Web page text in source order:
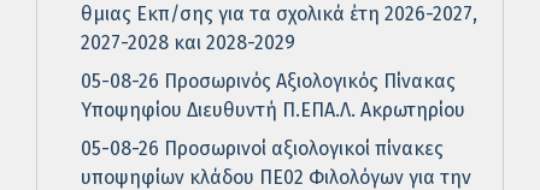
θμιας Εκπ/σης για τα σχολικά έτη 2026-2027,
2027-2028 και 2028-2029
05-08-26 Προσωρινός Αξιολογικός Πίνακας
Υποψηφίου Διευθυντή Π.ΕΠΑ.Λ. Ακρωτηρίου
05-08-26 Προσωρινοί αξιολογικοί πίνακες
υποψηφίων κλάδου ΠΕ02 Φιλολόγων για την